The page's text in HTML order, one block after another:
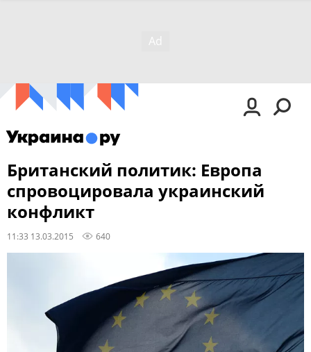
Британский политик: Европа
спровоцировала украинский
конфликт
11:33 13.03.2015 640